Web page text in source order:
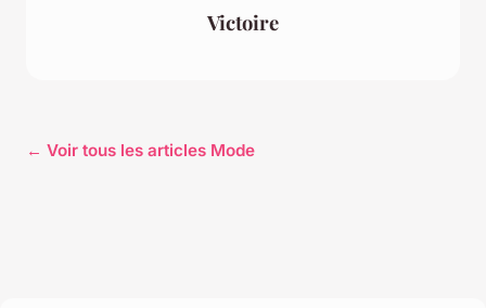
Victoire
← Voir tous les articles Mode